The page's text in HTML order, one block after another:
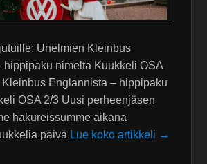
Unelmien Kleinbus
hippipaku nimeltä Kuukkeli OSA
Englannista – hippipaku
OSA 2/3 Uusi perheenjäsen
hakureissumme aikana
päivä Lue koko artikkeli →